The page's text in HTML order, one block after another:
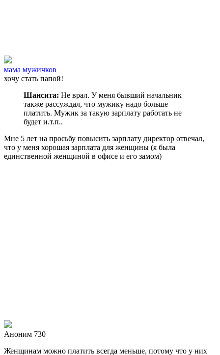
мама мужичков
хочу стать папой!
Шансита: Не врал. У меня бывший начальник
также рассуждал, что мужику надо больше
платить. Мужик за такую зарплату работать не
будет и.т.п..
Мне 5 лет на просьбу повысить зарплату директор отвечал,
что у меня хорошая зарплата для женщины (я была
единственной женщиной в офисе и его замом)
Аноним 730
Женщинам можно платить всегда меньше, потому что у них